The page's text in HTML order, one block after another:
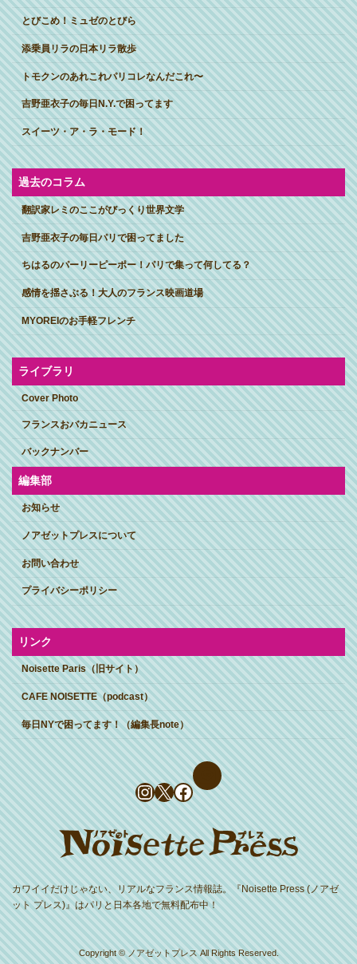
とびこめ！ミュゼのとびら
添乗員リラの日本リラ散歩
トモクンのあれこれパリコレなんだこれ〜
吉野亜衣子の毎日N.Y.で困ってます
スイーツ・ア・ラ・モード！
過去のコラム
翻訳家レミのここがびっくり世界文学
吉野亜衣子の毎日パリで困ってました
ちはるのパーリーピーポー！パリで集って何してる？
感情を揺さぶる！大人のフランス映画道場
MYOREIのお手軽フレンチ
ライブラリ
Cover Photo
フランスおバカニュース
バックナンバー
編集部
お知らせ
ノアゼットプレスについて
お問い合わせ
プライバシーポリシー
リンク
Noisette Paris（旧サイト）
CAFE NOISETTE（podcast）
毎日NYで困ってます！（編集長note）
Instagram
X Facebook
カワイイだけじゃない、リアルなフランス情報誌。『Noisette Press (ノアゼ
ット プレス)』はパリと日本各地で無料配布中！
Copyright © ノアゼットプレス All Rights Reserved.